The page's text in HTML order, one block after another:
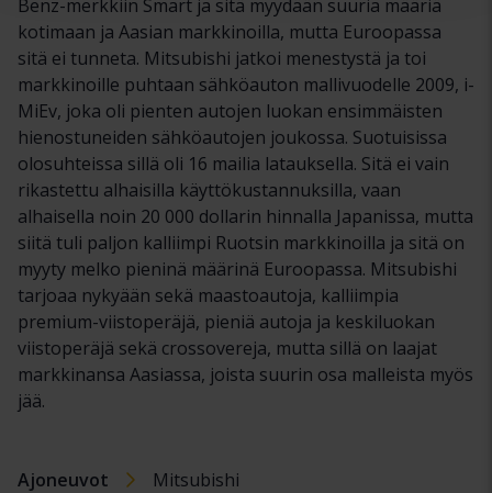
Benz-merkkiin Smart ja sitä myydään suuria määriä
kotimaan ja Aasian markkinoilla, mutta Euroopassa
sitä ei tunneta. Mitsubishi jatkoi menestystä ja toi
markkinoille puhtaan sähköauton mallivuodelle 2009, i-
MiEv, joka oli pienten autojen luokan ensimmäisten
hienostuneiden sähköautojen joukossa. Suotuisissa
olosuhteissa sillä oli 16 mailia latauksella. Sitä ei vain
rikastettu alhaisilla käyttökustannuksilla, vaan
alhaisella noin 20 000 dollarin hinnalla Japanissa, mutta
siitä tuli paljon kalliimpi Ruotsin markkinoilla ja sitä on
myyty melko pieninä määrinä Euroopassa. Mitsubishi
tarjoaa nykyään sekä maastoautoja, kalliimpia
premium-viistoperäjä, pieniä autoja ja keskiluokan
viistoperäjä sekä crossovereja, mutta sillä on laajat
markkinansa Aasiassa, joista suurin osa malleista myös
jää.
Ajoneuvot Mitsubishi